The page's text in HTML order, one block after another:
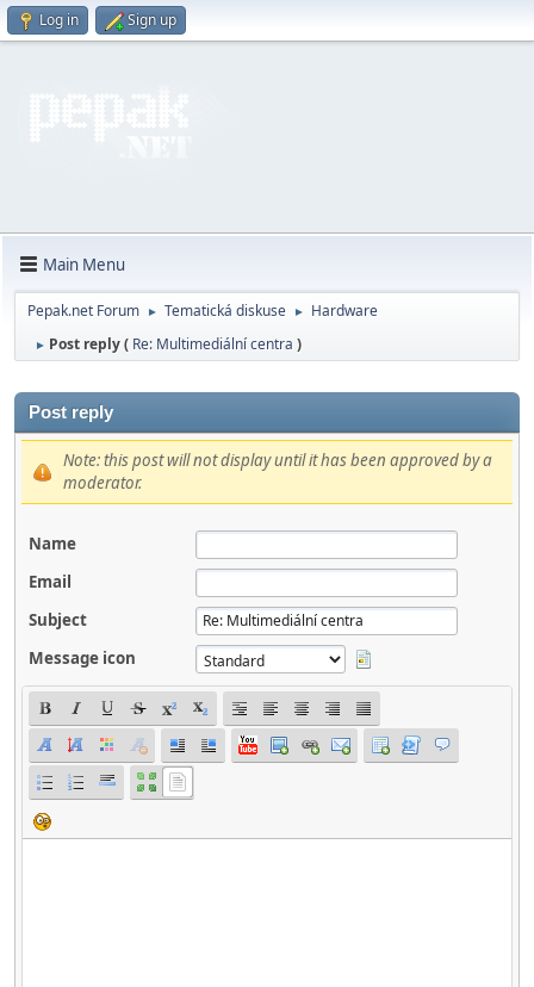
Log in Sign up
Main Menu
Pepak.net Forum ► Tematická diskuse ► Hardware
► Post reply ( Re: Multimediální centra )
Post reply
Note: this post will not display until it has been approved by a
moderator.
Name
Email
Subject
Message icon